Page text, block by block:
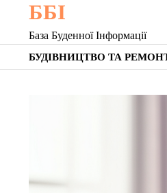
content
ББІ
База Буденної Інформації
БУДІВНИЦТВО ТА